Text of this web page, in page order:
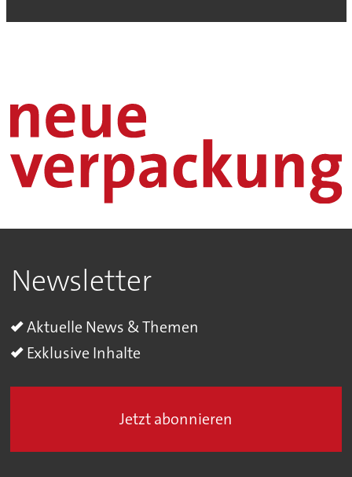
Newsletter
Aktuelle News & Themen
Exklusive Inhalte
Jetzt abonnieren